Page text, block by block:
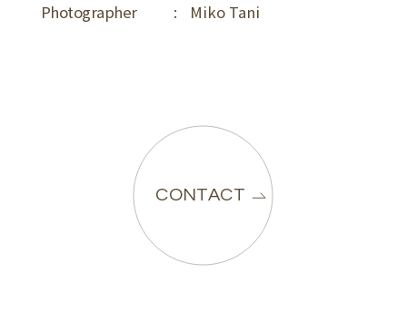
Photographer
: Miko Tani
CONTACT